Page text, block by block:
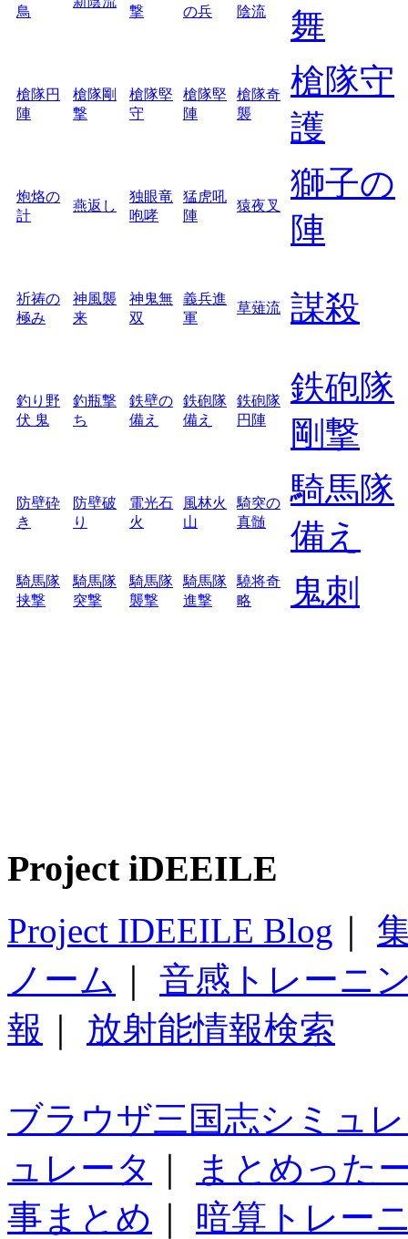
鳥 撃 の兵 陰流 舞
槍隊円
陣
槍隊剛
撃
槍隊堅
守
槍隊堅
陣
槍隊奇
襲
槍隊守
護
炮烙の
計
燕返し
独眼竜
咆哮
猛虎吼
陣
猿夜叉
獅子の
陣
祈祷の
極み
神風襲
来
神鬼無
双
義兵進
軍
草薙流 謀殺
釣り野
伏 鬼
釣瓶撃
ち
鉄壁の
備え
鉄砲隊
備え
鉄砲隊
円陣
鉄砲隊
剛撃
防壁砕
き
防壁破
り
電光石
火
風林火
山
騎突の
真髄
騎馬隊
備え
騎馬隊
挟撃
騎馬隊
突撃
騎馬隊
襲撃
騎馬隊
進撃
驍将奇
略
鬼刺
Project iDEEILE
Project IDEEILE Blog
ノーム
音感トレーニ
報
放射能情報検索
ブラウザ三国志シミュ
ュレータ
まとめった
事まとめ
暗算トレー